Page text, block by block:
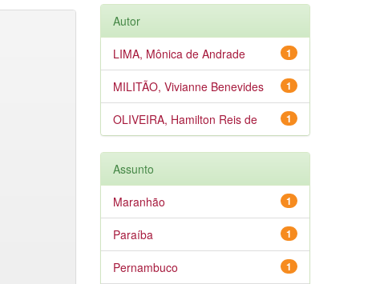
Autor
1
LIMA, Mônica de Andrade
1
MILITÃO, Vivianne Benevides
1
OLIVEIRA, Hamilton Reis de
Assunto
1
Maranhão
1
Paraíba
1
Pernambuco